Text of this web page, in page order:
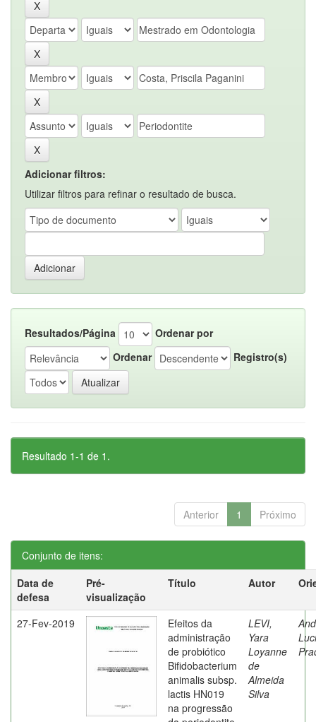
Adicionar filtros:
Utilizar filtros para refinar o resultado de busca.
Resultados/Página
Ordenar por
Ordenar
Registro(s)
Resultado 1-1 de 1.
Anterior 1 Próximo
Conjunto de itens:
Data de
defesa
Pré-
visualização
Título Autor
27-Fev-2019
Efeitos da
administração
de probiótico
Bifidobacterium
animalis subsp.
lactis HN019
na progressão
LEVI,
Yara
Loyanne
de
Almeida
Silva